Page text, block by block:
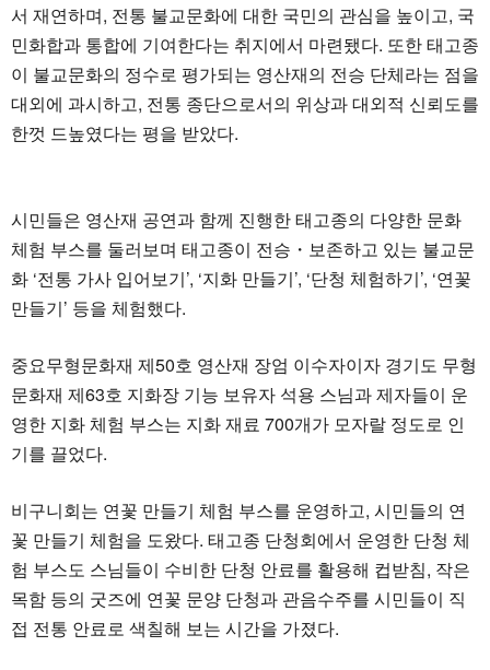
서 재연하며, 전통 불교문화에 대한 국민의 관심을 높이고, 국
민화합과 통합에 기여한다는 취지에서 마련됐다. 또한 태고종
이 불교문화의 정수로 평가되는 영산재의 전승 단체라는 점을
대외에 과시하고, 전통 종단으로서의 위상과 대외적 신뢰도를
한껏 드높였다는 평을 받았다.
시민들은 영산재 공연과 함께 진행한 태고종의 다양한 문화
체험 부스를 둘러보며 태고종이 전승・보존하고 있는 불교문
화 ‘전통 가사 입어보기’, ‘지화 만들기’, ‘단청 체험하기’, ‘연꽃
만들기’ 등을 체험했다.
중요무형문화재 제50호 영산재 장엄 이수자이자 경기도 무형
문화재 제63호 지화장 기능 보유자 석용 스님과 제자들이 운
영한 지화 체험 부스는 지화 재료 700개가 모자랄 정도로 인
기를 끌었다.
비구니회는 연꽃 만들기 체험 부스를 운영하고, 시민들의 연
꽃 만들기 체험을 도왔다. 태고종 단청회에서 운영한 단청 체
험 부스도 스님들이 수비한 단청 안료를 활용해 컵받침, 작은
목함 등의 굿즈에 연꽃 문양 단청과 관음수주를 시민들이 직
접 전통 안료로 색칠해 보는 시간을 가졌다.